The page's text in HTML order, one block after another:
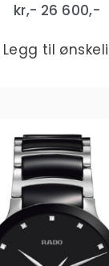
kr,- 26 600,-
Legg til